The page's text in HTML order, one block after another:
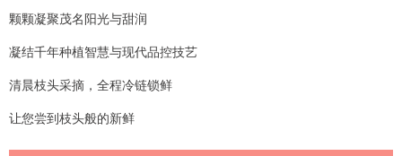
颗颗凝聚茂名阳光与甜润
凝结千年种植智慧与现代品控技艺
清晨枝头采摘，全程冷链锁鲜
让您尝到枝头般的新鲜